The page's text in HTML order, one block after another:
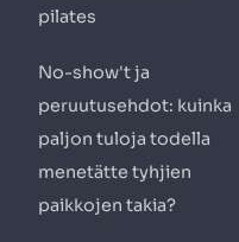
pilates
No-show't ja
peruutusehdot: kuinka
paljon tuloja todella
menetätte tyhjien
paikkojen takia?